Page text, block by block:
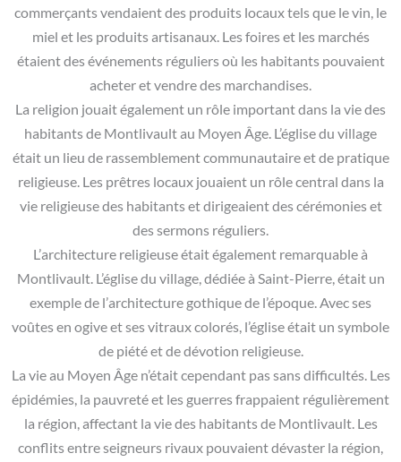
commerçants vendaient des produits locaux tels que le vin, le
miel et les produits artisanaux. Les foires et les marchés
étaient des événements réguliers où les habitants pouvaient
acheter et vendre des marchandises.
La religion jouait également un rôle important dans la vie des
habitants de Montlivault au Moyen Âge. L’église du village
était un lieu de rassemblement communautaire et de pratique
religieuse. Les prêtres locaux jouaient un rôle central dans la
vie religieuse des habitants et dirigeaient des cérémonies et
des sermons réguliers.
L’architecture religieuse était également remarquable à
Montlivault. L’église du village, dédiée à Saint-Pierre, était un
exemple de l’architecture gothique de l’époque. Avec ses
voûtes en ogive et ses vitraux colorés, l’église était un symbole
de piété et de dévotion religieuse.
La vie au Moyen Âge n’était cependant pas sans difficultés. Les
épidémies, la pauvreté et les guerres frappaient régulièrement
la région, affectant la vie des habitants de Montlivault. Les
conflits entre seigneurs rivaux pouvaient dévaster la région,